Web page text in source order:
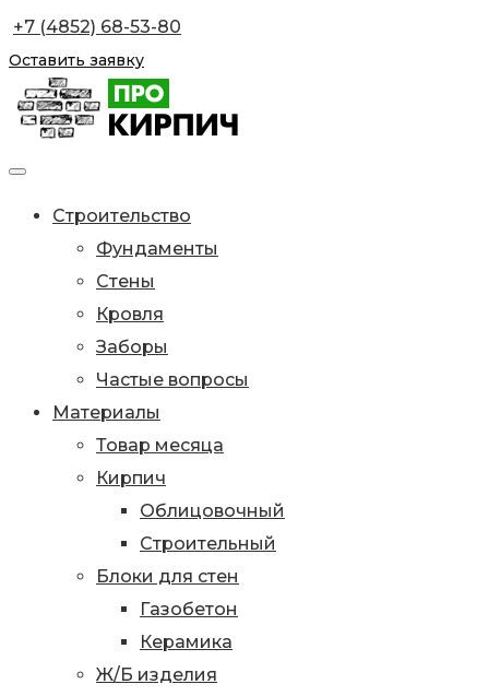
+7 (4852) 68-53-80
Оставить заявку
Строительство
Фундаменты
Стены
Кровля
Заборы
Частые вопросы
Материалы
Товар месяца
Кирпич
Облицовочный
Строительный
Блоки для стен
Газобетон
Керамика
Ж/Б изделия